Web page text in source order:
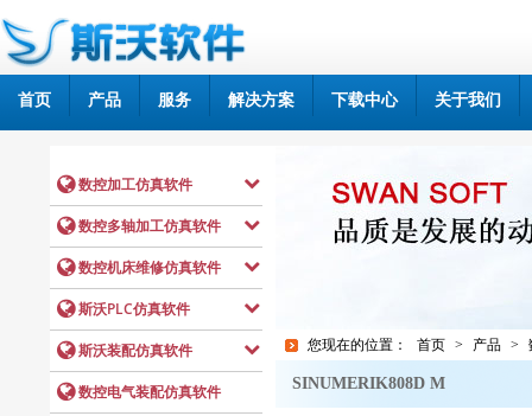
首页 产品 服务 解决方案 下载中心 关于我们
您现在的位置： 首页 > 产品 >
SINUMERIK808D M